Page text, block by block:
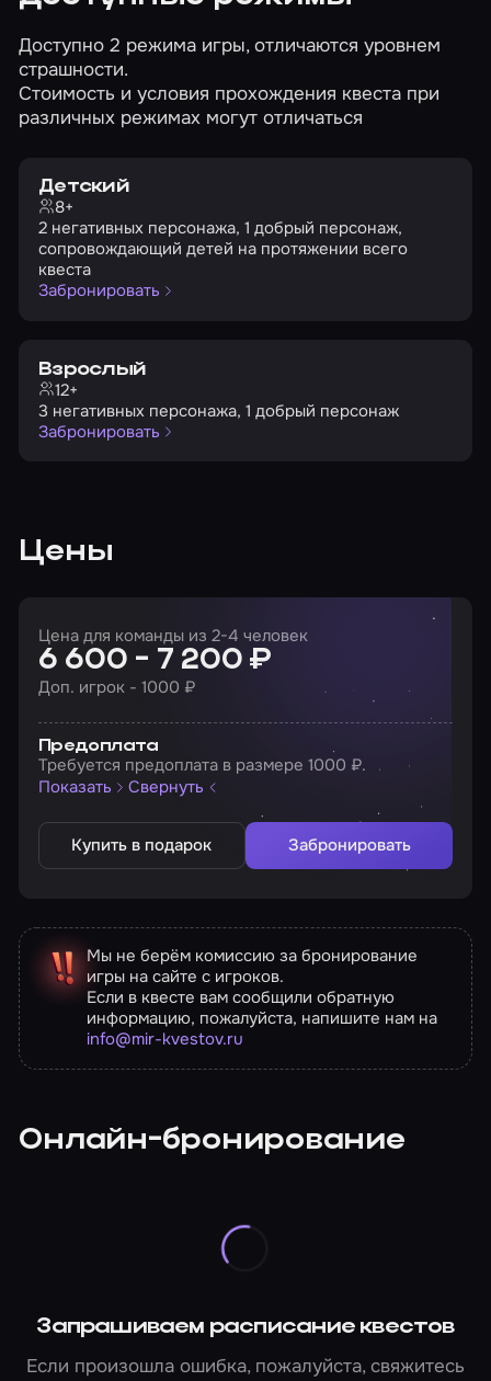
Доступно 2 режима игры, отличаются уровнем
страшности.
Стоимость и условия прохождения квеста при
различных режимах могут отличаться
Детский
8+
2 негативных персонажа, 1 добрый персонаж,
сопровождающий детей на протяжении всего
квеста
Забронировать
Взрослый
12+
3 негативных персонажа, 1 добрый персонаж
Забронировать
Цены
Цена для команды из 2-4 человек
6 600 - 7 200 ₽
Доп. игрок - 1000 ₽
Предоплата
Требуется предоплата в размере 1000 ₽.
Показать
Свернуть
Купить в подарок Забронировать
Мы не берём комиссию за бронирование
игры на сайте с игроков.
Если в квесте вам сообщили обратную
информацию, пожалуйста, напишите нам на
info@mir-kvestov.ru
Онлайн-бронирование
Запрашиваем расписание квестов
Если произошла ошибка, пожалуйста, свяжитесь